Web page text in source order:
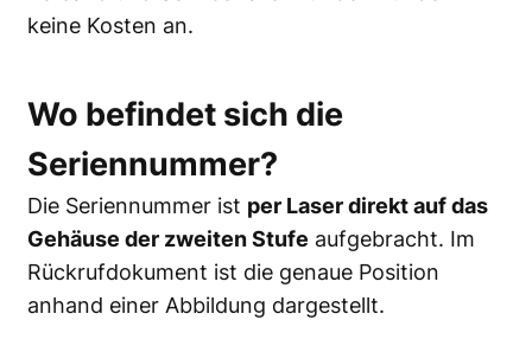
keine Kosten an.
Wo befindet sich die
Seriennummer?
Die Seriennummer ist per Laser direkt auf das
Gehäuse der zweiten Stufe aufgebracht. Im
Rückrufdokument ist die genaue Position
anhand einer Abbildung dargestellt.